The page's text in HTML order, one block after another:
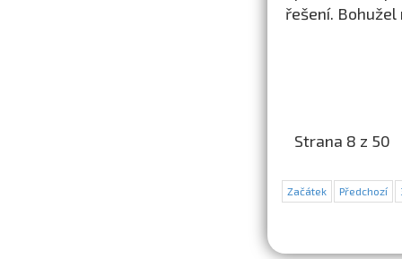
řešení.
Strana 8 z 50
Začátek Předchozí